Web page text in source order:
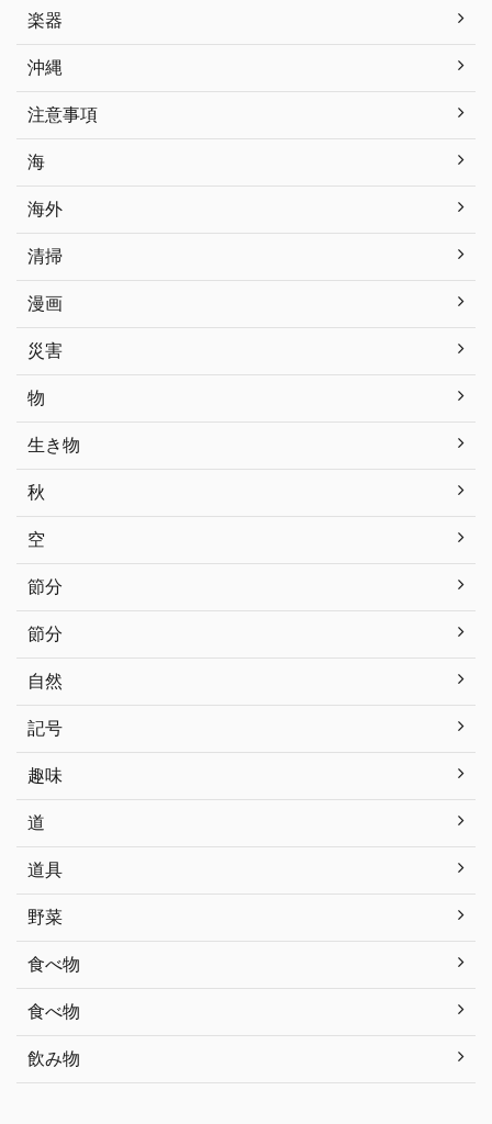
楽器
沖縄
注意事項
海
海外
清掃
漫画
災害
物
生き物
秋
空
節分
節分
自然
記号
趣味
道
道具
野菜
食べ物
食べ物
飲み物